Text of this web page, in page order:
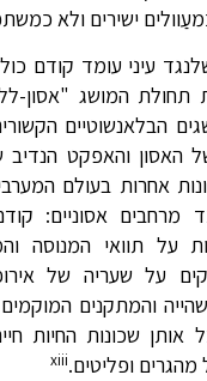
ישירים ולא
עיני עומד קודם
המושג "אסון-
הבלאנשוטיים
האסון והאפקט
אחרות בעולם
מרחבים אסוניים:
על תוואי המנוסה
על שעריה של
והמתקנים
אותן שכונות החיות
ופליטים.xiii